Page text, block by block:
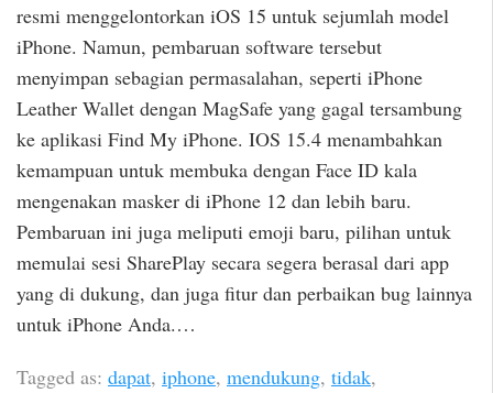
resmi menggelontorkan iOS 15 untuk sejumlah model
iPhone. Namun, pembaruan software tersebut
menyimpan sebagian permasalahan, seperti iPhone
Leather Wallet dengan MagSafe yang gagal tersambung
ke aplikasi Find My iPhone. IOS 15.4 menambahkan
kemampuan untuk membuka dengan Face ID kala
mengenakan masker di iPhone 12 dan lebih baru.
Pembaruan ini juga meliputi emoji baru, pilihan untuk
memulai sesi SharePlay secara segera berasal dari app
yang di dukung, dan juga fitur dan perbaikan bug lainnya
untuk iPhone Anda.…
Tagged as: dapat, iphone, mendukung, tidak,